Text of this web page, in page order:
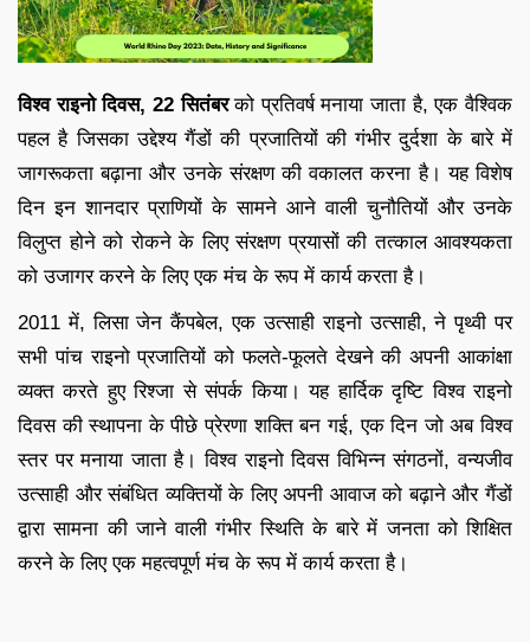
विश्व राइनो दिवस, 22 सितंबरको प्रतिवर्ष मनाया जाता है, एक वैश्विक
पहल है जिसका उद्देश्य गैंडों की प्रजातियों की गंभीर दुर्दशा के बारे में
जागरूकता बढ़ाना और उनके संरक्षण की वकालत करना है। यह विशेष
दिन इन शानदार प्राणियों के सामने आने वाली चुनौतियों और उनके
विलुप्त होने को रोकने के लिए संरक्षण प्रयासों की तत्काल आवश्यकता
को उजागर करने के लिए एक मंच के रूप में कार्य करता है।
2011 में, लिसा जेन कैंपबेल, एक उत्साही राइनो उत्साही, ने पृथ्वी पर
सभी पांच राइनो प्रजातियों को फलते-फूलते देखने की अपनी आकांक्षा
व्यक्त करते हुए रिश्जा से संपर्क किया। यह हार्दिक दृष्टि विश्व राइनो
दिवस की स्थापना के पीछे प्रेरणा शक्ति बन गई, एक दिन जो अब विश्व
स्तर पर मनाया जाता है। विश्व राइनो दिवस विभिन्न संगठनों, वन्यजीव
उत्साही और संबंधित व्यक्तियों के लिए अपनी आवाज को बढ़ाने और गैंडों
द्वारा सामना की जाने वाली गंभीर स्थिति के बारे में जनता को शिक्षित
करने के लिए एक महत्वपूर्ण मंच के रूप में कार्य करता है।